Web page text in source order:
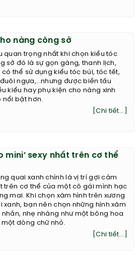
nàng công sở
quan trọng nhất khi chọn kiểu tóc
sở đó là sự gọn gàng, thanh lịch,
có thể sử dụng kiểu tóc búi, tóc tết,
ngựa,…nhưng được biến tấu
kiểu hay phụ kiện cho nàng xinh
nổi bật hơn.
[Chi tiết...]
mini’ sexy nhất trên cơ thể
quai xanh chính là vị trí gợi cảm
trên cơ thể của một cô gái mình hạc
mai. Khi chọn xăm hình trên xương
xanh, bạn nên chọn những hình xăm
nhắn, nhẹ nhàng như một bông hoa
một dòng chữ nhỏ.
[Chi tiết...]